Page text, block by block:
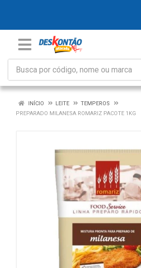
INÍCIO LEITE
TEMPEROS
PREPARADO MILANESA ROMARIZ PACOTE 1KG